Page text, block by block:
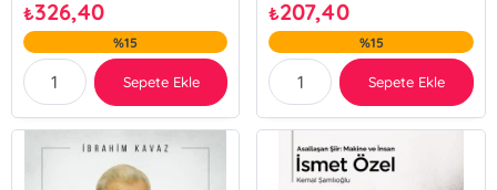
₺326,40
%15
Sepete Ekle
₺207,40
%15
Sepete Ekle